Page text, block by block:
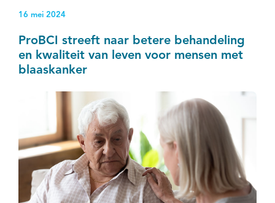
16 mei 2024
ProBCI streeft naar betere behandeling
en kwaliteit van leven voor mensen met
blaaskanker